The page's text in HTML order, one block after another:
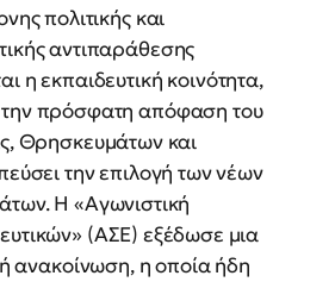
πολιτικής και
αντιπαράθεσης
η εκπαιδευτική κοινότητα,
πρόσφατη απόφαση του
Θρησκευμάτων και
την επιλογή των νέων
Η «Αγωνιστική
(ΑΣΕ) εξέδωσε μια
ανακοίνωση, η οποία ήδη